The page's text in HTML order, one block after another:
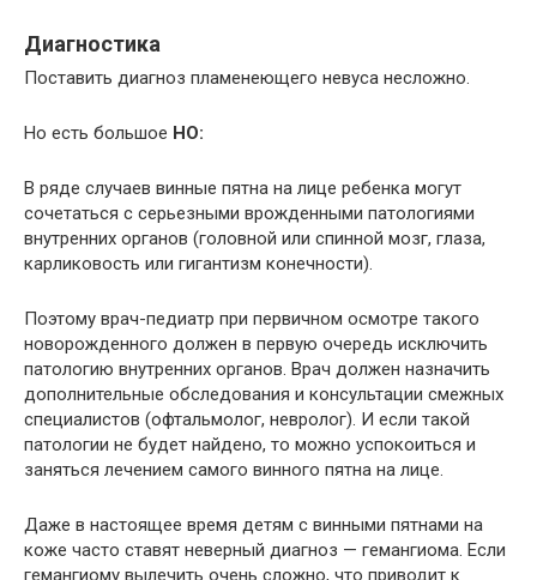
Диагностика
Поставить диагноз пламенеющего невуса несложно.
Но есть большое НО:
В ряде случаев винные пятна на лице ребенка могут
сочетаться с серьезными врожденными патологиями
внутренних органов (головной или спинной мозг, глаза,
карликовость или гигантизм конечности).
Поэтому врач-педиатр при первичном осмотре такого
новорожденного должен в первую очередь исключить
патологию внутренних органов. Врач должен назначить
дополнительные обследования и консультации смежных
специалистов (офтальмолог, невролог). И если такой
патологии не будет найдено, то можно успокоиться и
заняться лечением самого винного пятна на лице.
Даже в настоящее время детям с винными пятнами на
коже часто ставят неверный диагноз — гемангиома. Если
гемангиому вылечить очень сложно, что приводит к